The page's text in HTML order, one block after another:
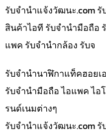
รับจํานําแจ้งวัฒนะ.com
สินค้าไอที รับจำนำมือถือ
แพค รับจำนำกล้อง รับจ
รับจำนำนาฬิกาแท็คฮอยเ
รับจำนำมือถือ ไอแพค ไ
รนด์เนมต่างๆ
รับจํานําแจ้งวัฒนะ.com